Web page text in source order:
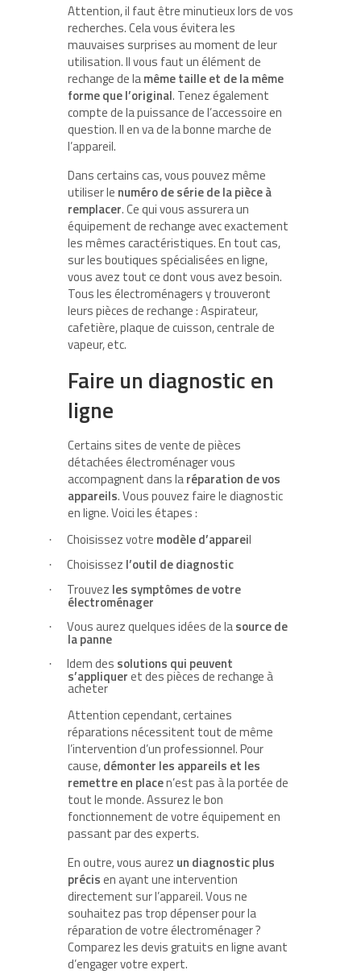
Attention, il faut être minutieux lors de vos
recherches. Cela vous évitera les
mauvaises surprises au moment de leur
utilisation. Il vous faut un élément de
rechange de lamême taille et de la même
forme que l’original. Tenez également
compte de la puissance de l’accessoire en
question. Il en va de la bonne marche de
l’appareil.
Dans certains cas, vous pouvez même
utiliser le numéro de série de la pièce à
remplacer. Ce qui vous assurera un
équipement de rechange avec exactement
les mêmes caractéristiques. En tout cas,
sur les boutiques spécialisées en ligne,
vous avez tout ce dont vous avez besoin.
Tous les électroménagers y trouveront
leurs pièces de rechange : Aspirateur,
cafetière, plaque de cuisson, centrale de
vapeur, etc.
Faire un diagnostic en
ligne
Certains sites de vente de pièces
détachées électroménager vous
accompagnent dans laréparation de vos
appareils. Vous pouvez faire le diagnostic
en ligne. Voici les étapes :
· Choisissez votre modèle d’appareil
· Choisissez l’outil de diagnostic
· Trouvez les symptômes de votre
électroménager
· Vous aurez quelques idées de lasource de
la panne
· Idem des solutions qui peuvent
s’appliqueret des pièces de rechange à
acheter
Attention cependant, certaines
réparations nécessitent tout de même
l’intervention d’un professionnel. Pour
cause,démonter les appareils et les
remettre en placen’est pas à la portée de
tout le monde. Assurez le bon
fonctionnement de votre équipement en
passant par des experts.
En outre, vous aurez un diagnostic plus
précisen ayant une intervention
directement sur l’appareil. Vous ne
souhaitez pas trop dépenser pour la
réparation de votre électroménager ?
Comparez les devis gratuits en ligne avant
d’engager votre expert.